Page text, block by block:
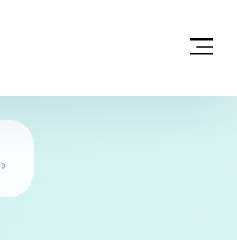
- HOMEPAGE